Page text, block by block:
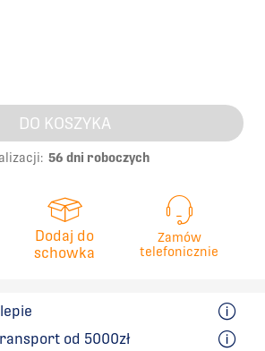
DO KOSZYKA
56 dni roboczych
Dodaj do
schowka
Zamów
telefonicznie
od 5000zł